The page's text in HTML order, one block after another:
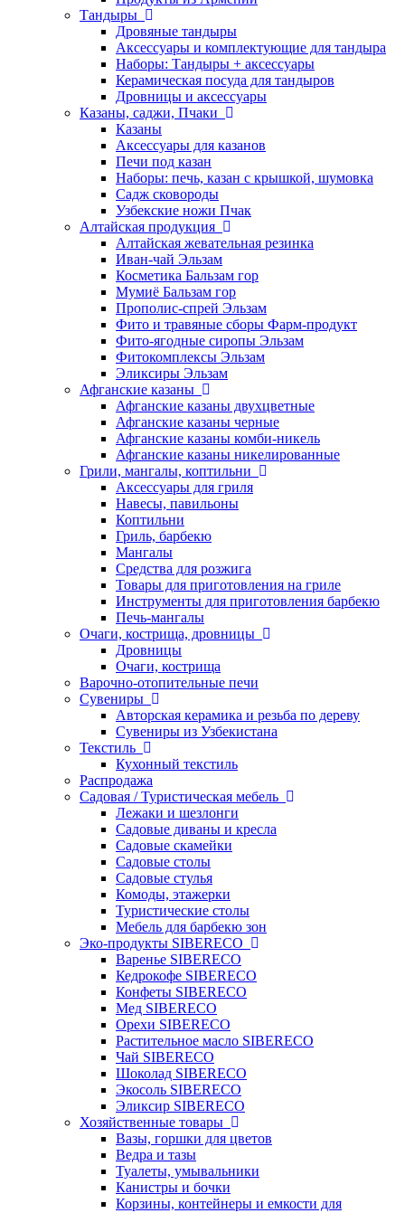
Тандыры
Дровяные тандыры
Аксессуары и комплектующие для тандыра
Наборы: Тандыры + аксессуары
Керамическая посуда для тандыров
Дровницы и аксессуары
Казаны, саджи, Пчаки
Казаны
Аксессуары для казанов
Печи под казан
Наборы: печь, казан с крышкой, шумовка
Садж сковороды
Узбекские ножи Пчак
Алтайская продукция
Алтайская жевательная резинка
Иван-чай Эльзам
Косметика Бальзам гор
Мумиё Бальзам гор
Прополис-спрей Эльзам
Фито и травяные сборы Фарм-продукт
Фито-ягодные сиропы Эльзам
Фитокомплексы Эльзам
Эликсиры Эльзам
Афганские казаны
Афганские казаны двухцветные
Афганские казаны черные
Афганские казаны комби-никель
Афганские казаны никелированные
Грили, мангалы, коптильни
Аксессуары для гриля
Навесы, павильоны
Коптильни
Гриль, барбекю
Мангалы
Средства для розжига
Товары для приготовления на гриле
Инструменты для приготовления барбекю
Печь-мангалы
Очаги, кострища, дровницы
Дровницы
Очаги, кострища
Варочно-отопительные печи
Сувениры
Авторская керамика и резьба по дереву
Сувениры из Узбекистана
Текстиль
Кухонный текстиль
Распродажа
Садовая / Туристическая мебель
Лежаки и шезлонги
Садовые диваны и кресла
Садовые скамейки
Садовые столы
Садовые стулья
Комоды, этажерки
Туристические столы
Мебель для барбекю зон
Эко-продукты SIBERECO
Варенье SIBERECO
Кедрокофе SIBERECO
Конфеты SIBERECO
Мед SIBERECO
Орехи SIBERECO
Растительное масло SIBERECO
Чай SIBERECO
Шоколад SIBERECO
Экосоль SIBERECO
Эликсир SIBERECO
Хозяйственные товары
Вазы, горшки для цветов
Ведра и тазы
Туалеты, умывальники
Канистры и бочки
Корзины, контейнеры и емкости для